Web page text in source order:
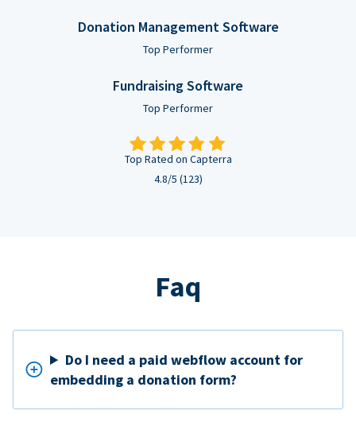
Donation Management Software
Top Performer
Fundraising Software
Top Performer
Top Rated on Capterra
4.8/5 (123)
Faq
Do I need a paid webflow account for
embedding a donation form?